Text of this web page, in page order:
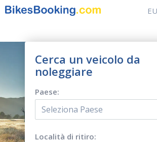
Cerca un veicolo da
noleggiare
Paese:
Seleziona Paese
Località di ritiro: